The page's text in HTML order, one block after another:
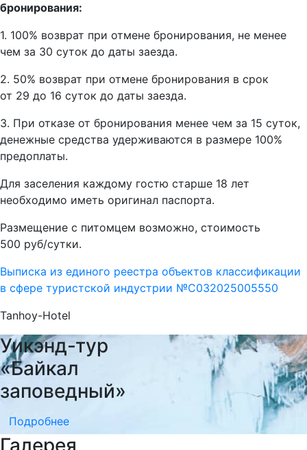
бронирования:
1. 100% возврат при отмене бронирования, не менее
чем за 30 суток до даты заезда.
2. 50% возврат при отмене бронирования в срок
от 29 до 16 суток до даты заезда.
3. При отказе от бронирования менее чем за 15 суток,
денежные средства удерживаются в размере 100%
предоплаты.
Для заселения каждому гостю старше 18 лет
необходимо иметь оригинал паспорта.
Размещение с питомцем возможно, стоимость
500 руб/сутки.
Выписка из единого реестра объектов классификации
в сфере туристской индустрии №С032025005550
Tanhoy-Hotel
Уикэнд-тур
«Байкал
заповедный»
Подробнее
Галерея